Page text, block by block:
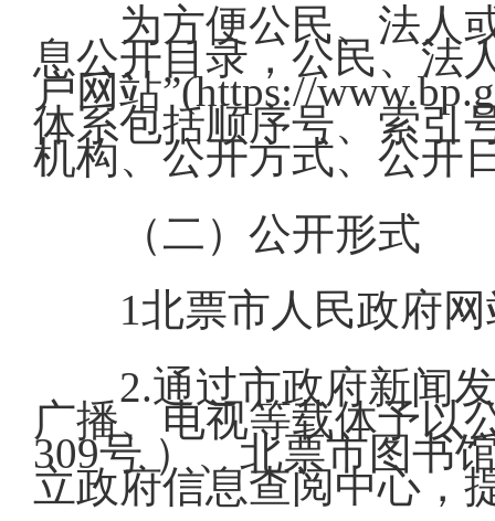
为方便公民、法人
息公开目录，公民、法
户网站”(https://
体系包括顺序号、索引
机构、公开方式、公开
（二）公开形式
1北票市人民政府
2.通过市政府新闻
广播、电视等载体予以
309号 ）、北票市图书
立政府信息查阅中心，